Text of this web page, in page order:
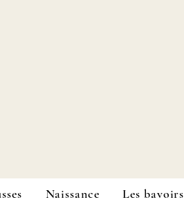
Naissance Les bavoirs